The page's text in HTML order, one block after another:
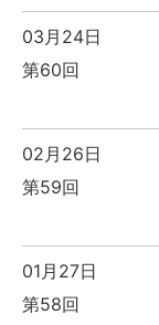
03月24日
第60回
02月26日
第59回
01月27日
第58回